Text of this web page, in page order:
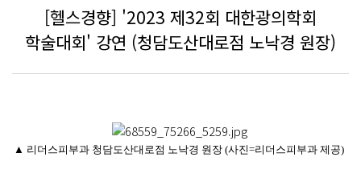
[헬스경향] '2023 제32회 대한광의학회
학술대회' 강연 (청담도산대로점 노낙경 원장)
▲ 리더스피부과 청담도산대로점 노낙경 원장 (사진=리더스피부과 제공)